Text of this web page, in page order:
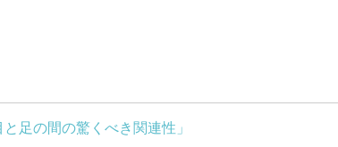
足の間の驚くべき関連性」